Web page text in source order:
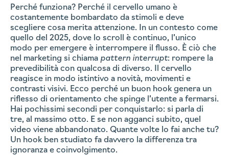
Perché funziona? Perché il cervello umano è
costantemente bombardato da stimoli e deve
scegliere cosa merita attenzione. In un contesto come
quello del 2025, dove lo scroll è continuo, l’unico
modo per emergere è interrompere il flusso. È ciò che
nel marketing si chiama pattern interrupt: rompere la
prevedibilità con qualcosa di diverso. Il cervello
reagisce in modo istintivo a novità, movimenti e
contrasti visivi. Ecco perché un buon hook genera un
riflesso di orientamento che spinge l’utente a fermarsi.
Hai pochissimi secondi per conquistarlo: si parla di
tre, al massimo otto. E se non agganci subito, quel
video viene abbandonato. Quante volte lo fai anche tu?
Un hook ben studiato fa davvero la differenza tra
ignoranza e coinvolgimento.